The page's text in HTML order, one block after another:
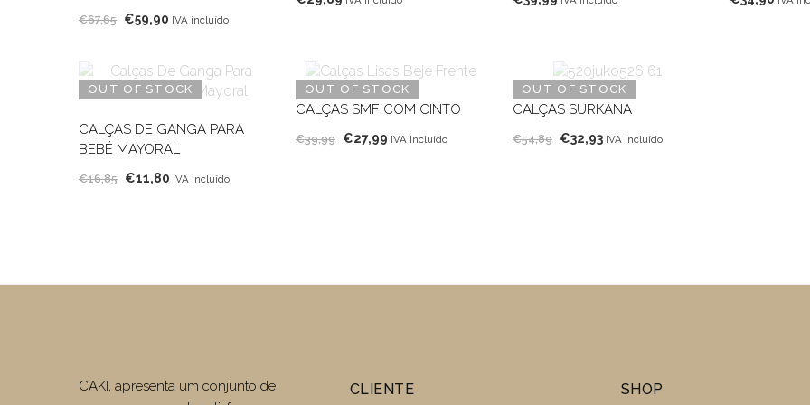
€67,65 O
era:
€67,65.
€59,90 O
é:
€59,90.
IVA incluído
OUT OF STOCK
CALÇAS DE GANGA PARA
BEBÉ MAYORAL
€16,85 O
€11,80 O
IVA incluído
OUT OF STOCK
CALÇAS SMF COM CINTO
€39,99 O
€27,99 O
IVA incluído
OUT OF STOCK
CALÇAS SURKANA
€54,89 O
€32,93OIVA incluído
CAKI, apresenta um conjunto de
CLIENTE SHOP